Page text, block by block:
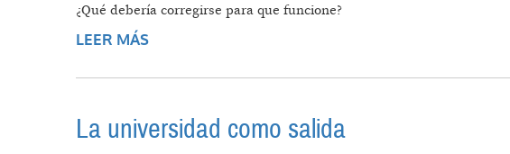
¿Qué debería corregirse para que funcione?
LEER MÁS
La universidad como salida